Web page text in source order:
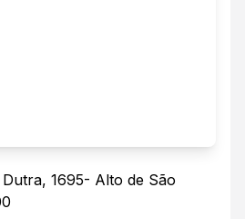
1695- Alto de São